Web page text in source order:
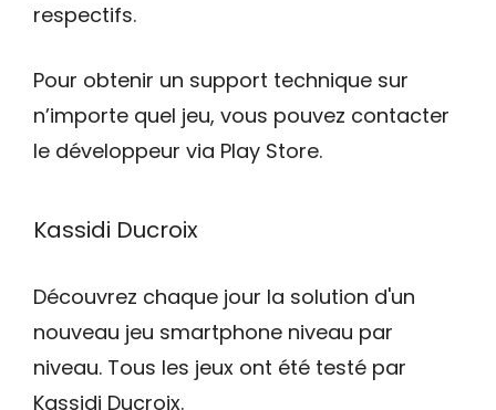
respectifs.
Pour obtenir un support technique sur
n’importe quel jeu, vous pouvez contacter
le développeur via Play Store.
Kassidi Ducroix
Découvrez chaque jour la solution d'un
nouveau jeu smartphone niveau par
niveau. Tous les jeux ont été testé par
Kassidi Ducroix.